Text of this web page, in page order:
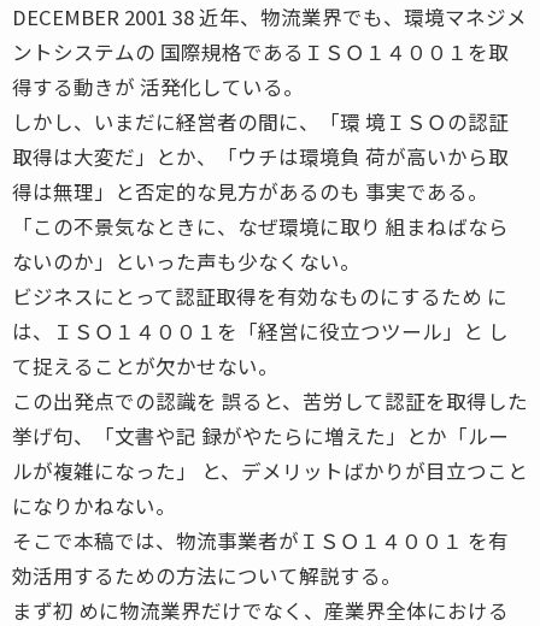
DECEMBER 2001 38 近年、物流業界でも、環境マネジメ
ントシステムの 国際規格であるＩＳＯ１４００１を取
得する動きが 活発化している。
しかし、いまだに経営者の間に、「環 境ＩＳＯの認証
取得は大変だ」とか、「ウチは環境負 荷が高いから取
得は無理」と否定的な見方があるのも 事実である。
「この不景気なときに、なぜ環境に取り 組まねばなら
ないのか」といった声も少なくない。
ビジネスにとって認証取得を有効なものにするため に
は、ＩＳＯ１４００１を「経営に役立つツール」と し
て捉えることが欠かせない。
この出発点での認識を 誤ると、苦労して認証を取得した
挙げ句、「文書や記 録がやたらに増えた」とか「ルー
ルが複雑になった」 と、デメリットばかりが目立つこと
になりかねない。
そこで本稿では、物流事業者がＩＳＯ１４００１ を有
効活用するための方法について解説する。
まず初 めに物流業界だけでなく、産業界全体における